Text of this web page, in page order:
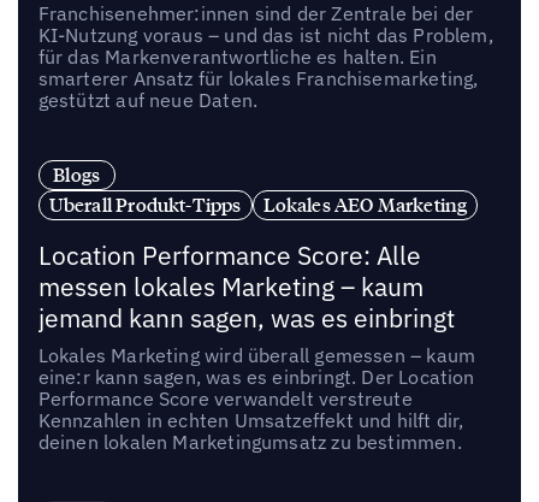
Franchisenehmer:innen sind der Zentrale bei der
KI-Nutzung voraus – und das ist nicht das Problem,
für das Markenverantwortliche es halten. Ein
smarterer Ansatz für lokales Franchisemarketing,
gestützt auf neue Daten.
Blogs
Uberall Produkt-Tipps
Lokales AEO Marketing
Location Performance Score: Alle
messen lokales Marketing – kaum
jemand kann sagen, was es einbringt
Lokales Marketing wird überall gemessen – kaum
eine:r kann sagen, was es einbringt. Der Location
Performance Score verwandelt verstreute
Kennzahlen in echten Umsatzeffekt und hilft dir,
deinen lokalen Marketingumsatz zu bestimmen.